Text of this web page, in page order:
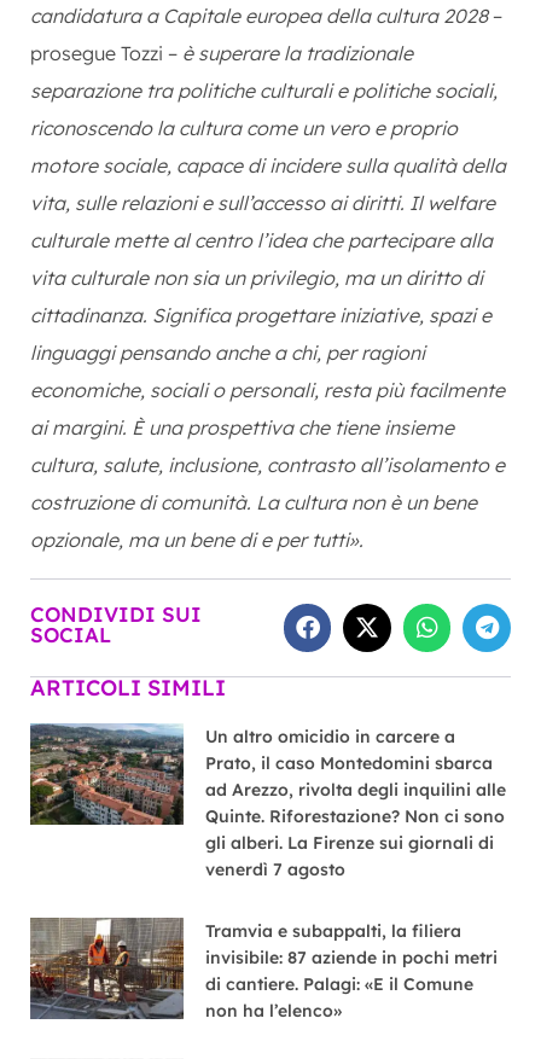
candidatura a Capitale europea della cultura 2028–
prosegue Tozzi – è superare la tradizionale
separazione tra politiche culturali e politiche sociali,
riconoscendo la cultura come un vero e proprio
motore sociale, capace di incidere sulla qualità della
vita, sulle relazioni e sull’accesso ai diritti. Il welfare
culturale mette al centro l’idea che partecipare alla
vita culturale non sia un privilegio, ma un diritto di
cittadinanza. Significa progettare iniziative, spazi e
linguaggi pensando anche a chi, per ragioni
economiche, sociali o personali, resta più facilmente
ai margini. È una prospettiva che tiene insieme
cultura, salute, inclusione, contrasto all’isolamento e
costruzione di comunità. La cultura non è un bene
opzionale, ma un bene di e per tutti».
CONDIVIDI SUI
SOCIAL
ARTICOLI SIMILI
Un altro omicidio in carcere a
Prato, il caso Montedomini sbarca
ad Arezzo, rivolta degli inquilini alle
Quinte. Riforestazione? Non ci sono
gli alberi. La Firenze sui giornali di
venerdì 7 agosto
Tramvia e subappalti, la filiera
invisibile: 87 aziende in pochi metri
di cantiere. Palagi: «E il Comune
non ha l’elenco»